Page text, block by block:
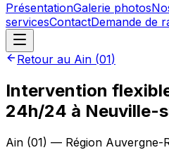
PrésentationGalerie photos
servicesContactDemande de
Retour au Ain (01)
Intervention
24h/24 à Neuville-
Ain (01) — Région Auvergne-